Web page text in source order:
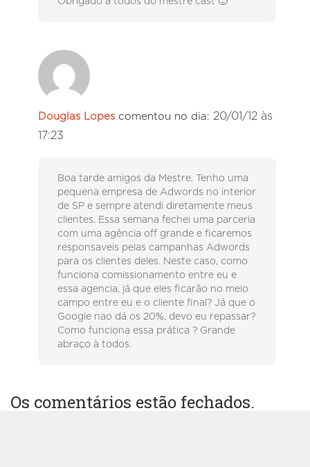
Douglas Lopes comentou no dia: 20/01/12 às
17:23
Boa tarde amigos da Mestre. Tenho uma
pequena empresa de Adwords no interior
de SP e sempre atendi diretamente meus
clientes. Essa semana fechei uma parceria
com uma agência off grande e ficaremos
responsaveis pelas campanhas Adwords
para os clientes deles. Neste caso, como
funciona comissionamento entre eu e
essa agencia, já que eles ficarão no meio
campo entre eu e o cliente final? Já que o
Google nao dá os 20%, devo eu repassar?
Como funciona essa prática ? Grande
abraço à todos.
Os comentários estão fechados.